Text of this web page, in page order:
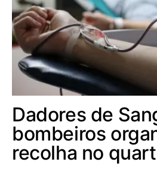
Dadores de
bombeiros
recolha no